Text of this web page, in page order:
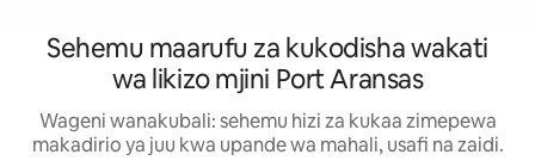
Sehemu maarufu za kukodisha wakati
wa likizo mjini Port Aransas
Wageni wanakubali: sehemu hizi za kukaa zimepewa
makadirio ya juu kwa upande wa mahali, usafi na zaidi.